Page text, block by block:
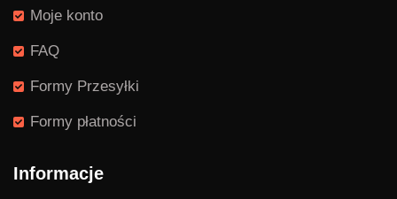
Moje konto
FAQ
Formy Przesyłki
Formy płatności
Informacje